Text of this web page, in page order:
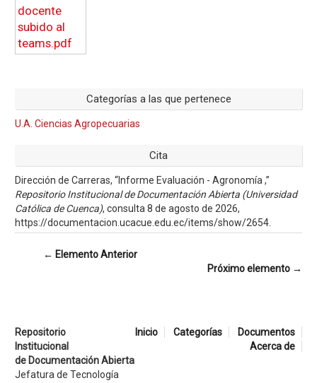
Categorías a las que pertenece
U.A. Ciencias Agropecuarias
Cita
Dirección de Carreras, “Informe Evaluación - Agronomía ,”
Repositorio Institucional de Documentación Abierta (Universidad
Católica de Cuenca), consulta 8 de agosto de 2026,
https://documentacion.ucacue.edu.ec/items/show/2654
← Elemento Anterior
Próximo elemento →
Inicio Categorías
Documentos
Acerca de
Repositorio
Institucional
de Documentación Abierta
Jefatura de Tecnología